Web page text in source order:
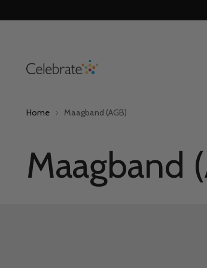
Home Maagband (AGB)
Maagband